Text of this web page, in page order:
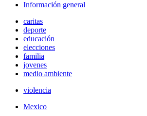
Información general
caritas
deporte
educación
elecciones
familia
jovenes
medio ambiente
violencia
Mexico